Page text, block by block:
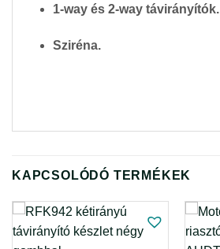
1-way és 2-way távirányítók.
Sziréna.
KAPCSOLÓDÓ TERMÉKEK